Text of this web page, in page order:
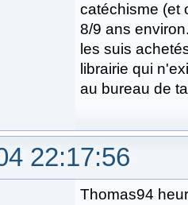
catéchisme (et
8/9 ans
les suis
librairie qui
au bureau de
22:17:56
Thomas94